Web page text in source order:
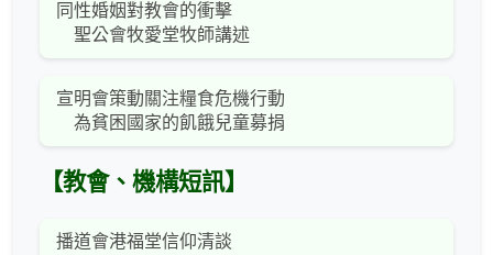
同性婚姻對教會的衝擊
聖公會牧愛堂牧師講述
宣明會策動關注糧食危機行動
為貧困國家的飢餓兒童募捐
【教會、機構短訊】
播道會港福堂信仰清談